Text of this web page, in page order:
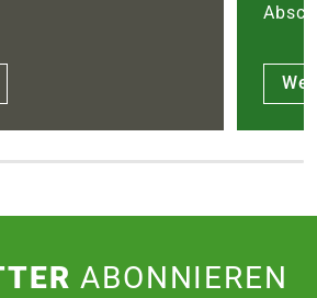
ABONNIEREN